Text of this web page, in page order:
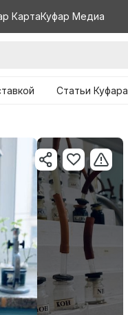
КартаКуфар Медиа
Статьи Куфара